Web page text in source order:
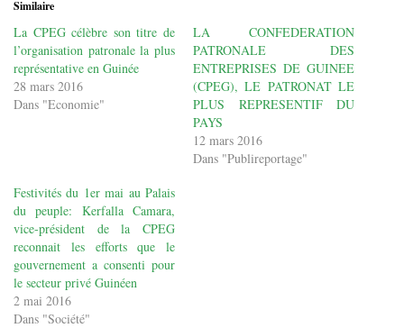
Similaire
La CPEG célèbre son titre de
l’organisation patronale la plus
représentative en Guinée
28 mars 2016
Dans "Economie"
LA CONFEDERATION
PATRONALE DES
ENTREPRISES DE GUINEE
(CPEG), LE PATRONAT LE
PLUS REPRESENTIF DU
PAYS
12 mars 2016
Dans "Publireportage"
Festivités du 1er mai au Palais
du peuple: Kerfalla Camara,
vice-président de la CPEG
reconnait les efforts que le
gouvernement a consenti pour
le secteur privé Guinéen
2 mai 2016
Dans "Société"